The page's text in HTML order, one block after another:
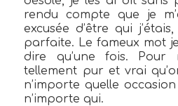
rendu compte que je
excusée d’être qui
parfaite. Le fameux mot je
dire qu’une fois. Pour
tellement pur et vrai
n’importe quelle
n’importe qui.